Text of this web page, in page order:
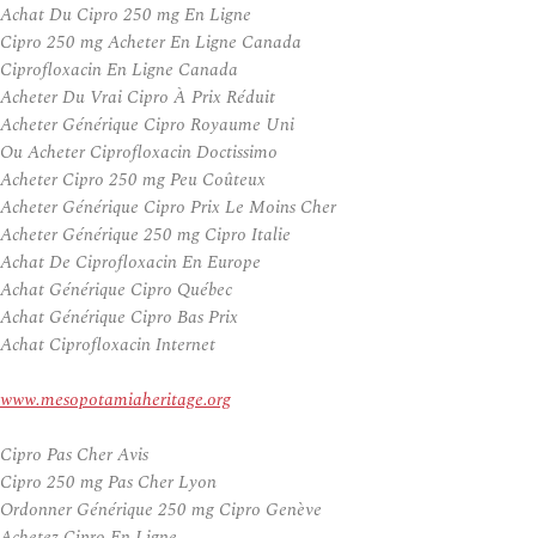
Achat Du Cipro 250 mg En Ligne
Cipro 250 mg Acheter En Ligne Canada
Ciprofloxacin En Ligne Canada
Acheter Du Vrai Cipro À Prix Réduit
Acheter Générique Cipro Royaume Uni
Ou Acheter Ciprofloxacin Doctissimo
Acheter Cipro 250 mg Peu Coûteux
Acheter Générique Cipro Prix Le Moins Cher
Acheter Générique 250 mg Cipro Italie
Achat De Ciprofloxacin En Europe
Achat Générique Cipro Québec
Achat Générique Cipro Bas Prix
Achat Ciprofloxacin Internet
www.mesopotamiaheritage.org
Cipro Pas Cher Avis
Cipro 250 mg Pas Cher Lyon
Ordonner Générique 250 mg Cipro Genève